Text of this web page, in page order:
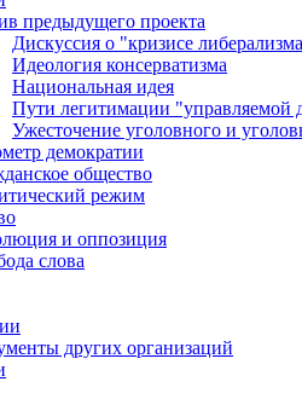
предыдущего проекта
Дискуссия о "кризисе
Идеология консерватизма
Национальная идея
Пути легитимации "управляемой
Ужесточение уголовного и
демократии
общество
режим
и оппозиция
слова
других организаций